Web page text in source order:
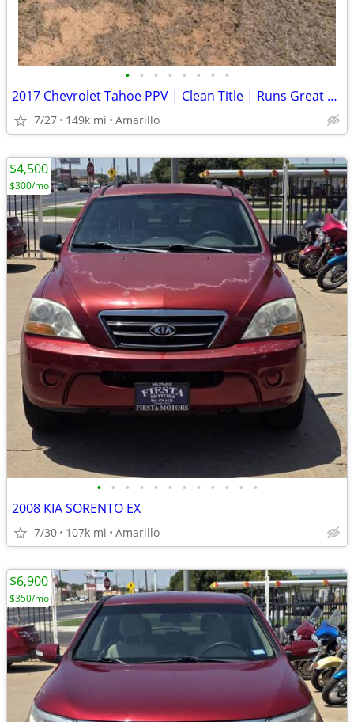
• • • • • • • •
2017 Chevrolet Tahoe PPV | Clean Title | Runs Great | Cold A/C
7/27 149k mi Amarillo
• • • • • • • • • • • •
2008 KIA SORENTO EX
7/30 107k mi Amarillo
$4,500
$300/mo
$6,900
$350/mo